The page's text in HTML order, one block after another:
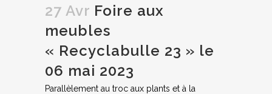
27 Avr Foire aux
meubles
« Recyclabulle 23 » le
06 mai 2023
Parallèlement au troc aux plants et à la